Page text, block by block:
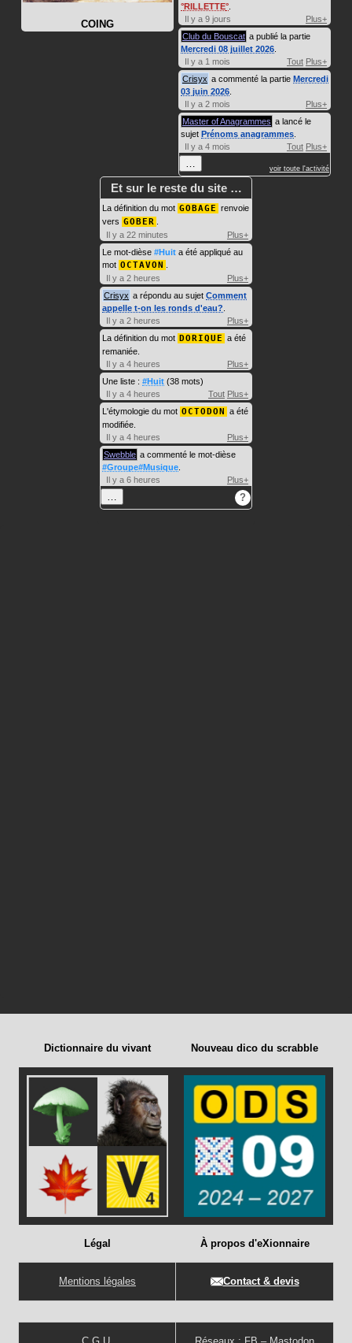
COING
RILLETTE
Il y a 9 jours
Plus+
Club du Bouscat a publié la partie
Mercredi 08 juillet 2026
Il y a 1 mois
Tout Plus+
Crisyx a commenté la partie Mercredi
03 juin 2026
Il y a 2 mois
Plus+
Master of Anagrammes a lancé le
sujet Prénoms anagrammes
Il y a 4 mois
Tout Plus+
voir toute l'activité
Et sur le reste du site …
La définition du mot GOBAGE renvoie
vers GOBER
Il y a 22 minutes
Plus+
Le mot-dièse #Huit a été appliqué au
mot OCTAVON
Il y a 2 heures
Plus+
Crisyx a répondu au sujet Comment
appelle t-on les ronds d'eau?
Il y a 2 heures
Plus+
La définition du mot DORIQUE a été
remaniée.
Il y a 4 heures
Plus+
Une liste : #Huit (38 mots)
Il y a 4 heures
Tout Plus+
L'étymologie du mot OCTODON a été
modifiée.
Il y a 4 heures
Plus+
Swebble a commenté le mot-dièse
#Groupe#Musique
Il y a 6 heures
Plus+
?
Dictionnaire du vivant Nouveau dico du scrabble
Légal
Mentions légales
À propos d'eXionnaire
Contact & devis